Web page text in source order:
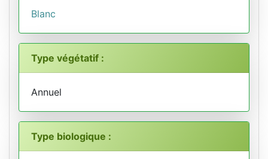
Blanc
Type végétatif :
Annuel
Type biologique :